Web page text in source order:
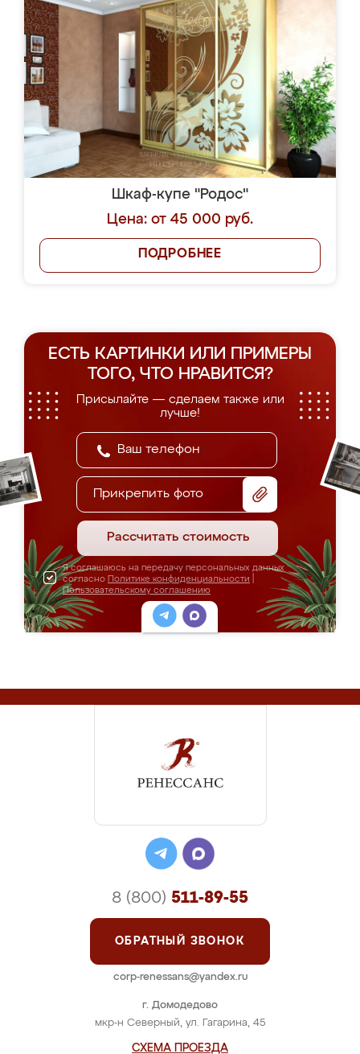
Шкаф-купе "Родос"
Цена: от 45 000 руб.
ПОДРОБНЕЕ
ЕСТЬ КАРТИНКИ ИЛИ ПРИМЕРЫ
ТОГО, ЧТО НРАВИТСЯ?
Присылайте — сделаем также или
лучше!
Прикрепить фото
Рассчитать стоимость
Я соглашаюсь на передачу персональных данных
согласно Политике конфиденциальности
Пользовательскому соглашению
г. Домодедово
мкр-н Северный, ул. Гагарина, 45
СХЕМА ПРОЕЗДА
8 (800) 511-89-55
ОБРАТНЫЙ ЗВОНОК
corp-renessans@yandex.ru